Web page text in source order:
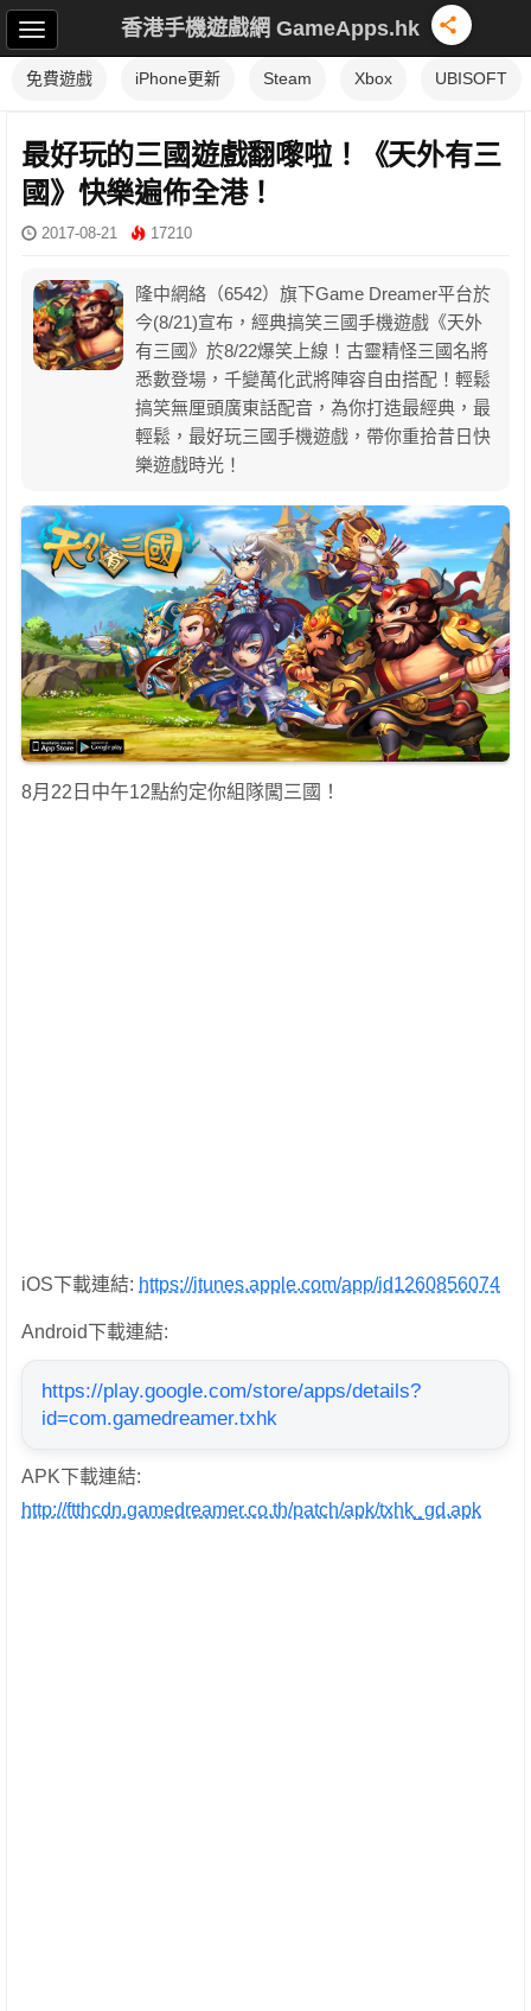
香港手機遊戲網 GameApps.hk
免費遊戲 iPhone更新 Steam Xbox UBISOFT
最好玩的三國遊戲翻嚟啦！《天外有三
國》快樂遍佈全港！
2017-08-21 17210
隆中網絡（6542）旗下Game Dreamer平台於
今(8/21)宣布，經典搞笑三國手機遊戲《天外
有三國》於8/22爆笑上線！古靈精怪三國名將
悉數登場，千變萬化武將陣容自由搭配！輕鬆
搞笑無厘頭廣東話配音，為你打造最經典，最
輕鬆，最好玩三國手機遊戲，帶你重拾昔日快
樂遊戲時光！
8月22日中午12點約定你組隊闖三國！
iOS下載連結: https://itunes.apple.com/app/id1260856074
Android下載連結:
https://play.google.com/store/apps/details?
id=com.gamedreamer.txhk
APK下載連結:
http://ftthcdn.gamedreamer.co.th/patch/apk/txhk_gd.apk